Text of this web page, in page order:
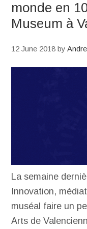
monde en
Museum à
12 June 2018 by
La semaine
Innovation,
muséal faire un
Arts de